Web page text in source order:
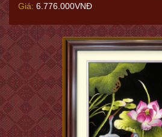
Giá: 6.776.000VNĐ